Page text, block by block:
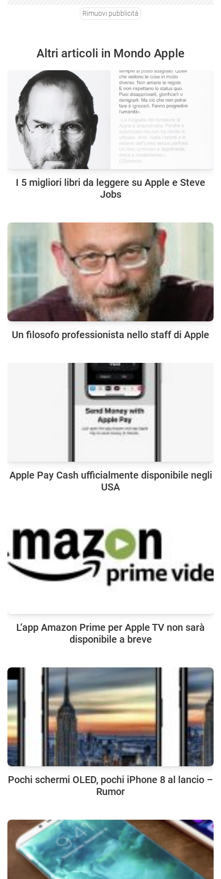
Rimuovi pubblicità
Altri articoli in Mondo Apple
I 5 migliori libri da leggere su Apple e Steve
Jobs
Un filosofo professionista nello staff di Apple
Apple Pay Cash ufficialmente disponibile negli
USA
L’app Amazon Prime per Apple TV non sarà
disponibile a breve
Pochi schermi OLED, pochi iPhone 8 al lancio –
Rumor